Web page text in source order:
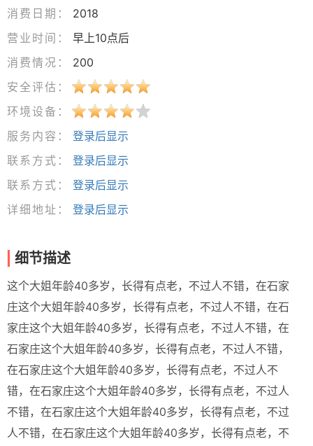
消费日期：
2018
营业时间：
早上10点后
消费情况：
200
安全评估：
环境设备：
服务内容：
登录后显示
联系方式：
登录后显示
联系方式：
登录后显示
详细地址：
登录后显示
细节描述
这个大姐年龄40多岁，长得有点老，不过人不错，在石家
庄这个大姐年龄40多岁，长得有点老，不过人不错，在石
家庄这个大姐年龄40多岁，长得有点老，不过人不错，在
石家庄这个大姐年龄40多岁，长得有点老，不过人不错，
在石家庄这个大姐年龄40多岁，长得有点老，不过人不
错，在石家庄这个大姐年龄40多岁，长得有点老，不过人
不错，在石家庄这个大姐年龄40多岁，长得有点老，不过
人不错，在石家庄这个大姐年龄40多岁，长得有点老，不